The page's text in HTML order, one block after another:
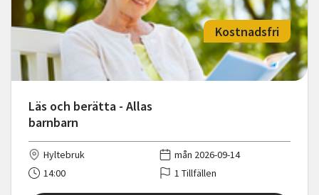
Läs och berätta - Allas
barnbarn
Kostnadsfri
Hyltebruk
mån 2026-09-14
14:00
1 Tillfällen